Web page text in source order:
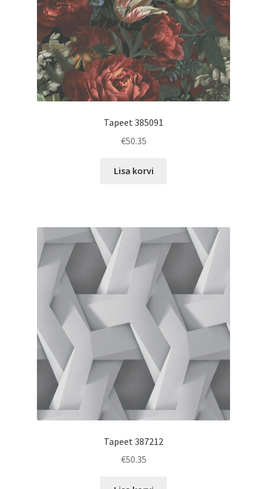
Tapeet 385091
€50.35
Lisa korvi
Tapeet 387212
€50.35